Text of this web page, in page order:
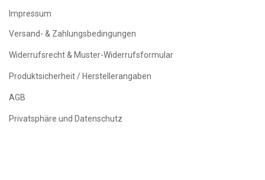
Impressum
Versand- & Zahlungsbedingungen
Widerrufsrecht & Muster-Widerrufsformular
Produktsicherheit / Herstellerangaben
AGB
Privatsphäre und Datenschutz